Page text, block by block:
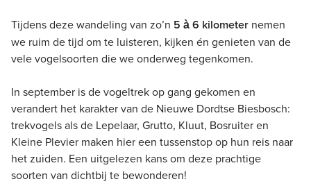
Tijdens deze wandeling van zo’n 5 à 6 kilometer nemen
we ruim de tijd om te luisteren, kijken én genieten van de
vele vogelsoorten die we onderweg tegenkomen.
In september is de vogeltrek op gang gekomen en
verandert het karakter van de Nieuwe Dordtse Biesbosch:
trekvogels als de Lepelaar, Grutto, Kluut, Bosruiter en
Kleine Plevier maken hier een tussenstop op hun reis naar
het zuiden. Een uitgelezen kans om deze prachtige
soorten van dichtbij te bewonderen!